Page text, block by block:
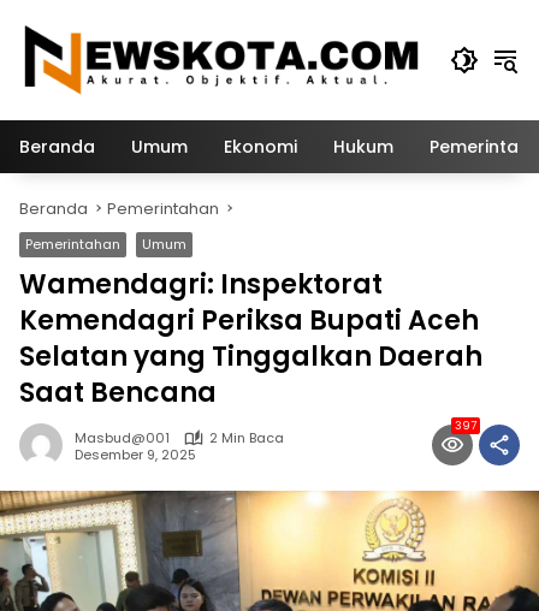
konten
Beranda Umum Ekonomi Hukum
Beranda Pemerintahan
Pemerintahan Umum
Wamendagri: Inspektorat
Kemendagri Periksa Bupati Aceh
Selatan yang Tinggalkan Daerah
Saat Bencana
Masbud@001
2 Min Baca
Desember 9, 2025
397